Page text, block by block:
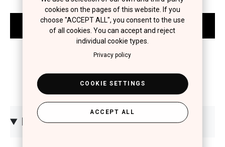
ΠΕΡΙΓΡΑΦΗ
cookies on the pages of this website. If you
choose "ACCEPT ALL", you consent to the use
of all cookies. You can accept and reject
individual cookie types.
Privacy policy
COOKIE SETTINGS
ACCEPT ALL